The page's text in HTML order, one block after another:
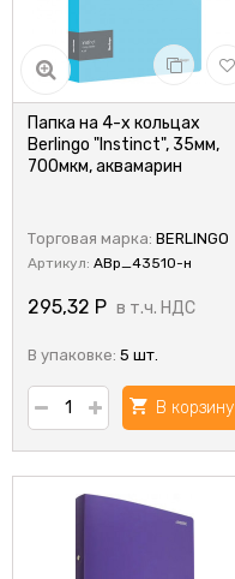
Папка на 4-х кольцах
Berlingo "Instinct", 35мм,
700мкм, аквамарин
Торговая марка: BERLINGO
Артикул: ABp_43510-н
295,32 Р в т.ч. НДС
В упаковке: 5 шт.
В корзину